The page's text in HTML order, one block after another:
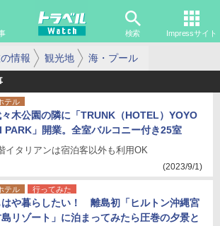
検索 Impressサイト
情報 観光地 海・プール
テル
木公園の隣に「TRUNK（HOTEL）YOYO
PARK」開業。全室バルコニー付き25室
イタリアンは宿泊客以外も利用OK
(2023/9/1)
テル 行ってみた
はや暮らしたい！ 離島初「ヒルトン沖縄宮
リゾート」に泊まってみたら圧巻の夕景と